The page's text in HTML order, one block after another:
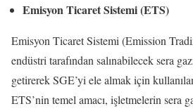
Emisyon Ticaret Sistemi (ETS)
Emisyon Ticaret Sistemi (Emission
endüstri tarafından salınabilecek sera
getirerek SGE’yi ele almak için
ETS’nin temel amacı, işletmelerin sera